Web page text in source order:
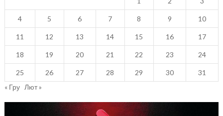
4 5 6 7 8 9 10
11 12 13 14 15 16 17
18 19 20 21 22 23 24
25 26 27 28 29 30
31
« Гру Лют »